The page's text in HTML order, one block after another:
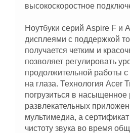
высокоскоростное
Ноутбуки серий Aspire F и
дисплеями с поддержкой
получается четким и
позволяет регулировать
продолжительной работы с
на глаза. Технология Acer
погрузиться в насыщенное
развлекательных
мультимедиа, а
чистоту звука во время